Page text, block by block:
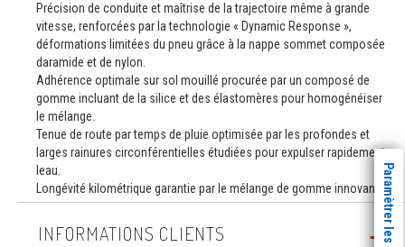
Précision de conduite et maîtrise de la trajectoire même à grande
vitesse, renforcées par la technologie « Dynamic Response »,
déformations limitées du pneu grâce à la nappe sommet composée
daramide et de nylon.
Adhérence optimale sur sol mouillé procurée par un composé de
gomme incluant de la silice et des élastomères pour homogénéiser
le mélange.
Tenue de route par temps de pluie optimisée par les profondes et
larges rainures circonférentielles étudiées pour expulser rapidement
leau.
Longévité kilométrique garantie par le mélange de gomme innovant.
INFORMATIONS CLIENTS